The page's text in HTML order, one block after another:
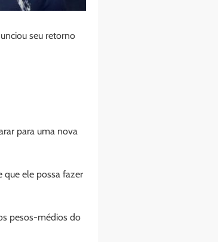
seu retorno
para uma nova
que ele possa fazer
pesos-médios do